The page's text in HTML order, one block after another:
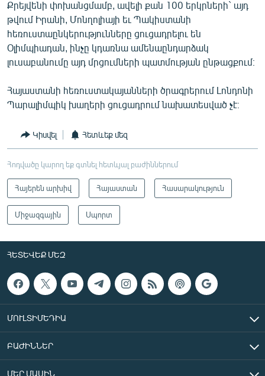
Քրեյվենի փոխանցմամբ, ավելի քան 100 երկրների` այդ
թվում Իրանի, Մոնղոլիայի եւ Պակիստանի
հեռուստաընկերությունները ցուցադրելու են
Օլիմպիադան, ինչը կդառնա ամենաընդարձակ
լուսաբանումը այդ մրցումների պատմության ընթացքում։
Հայաստանի հեռուստակայանների ծրագրերում Լոնդոնի
Պարալիմպիկ խաղերի ցուցադրում նախատեսված չէ։
Կիսվել Հետևեք մեզ
Հոդվածը կարող եք գտնել հետևյալ բաժիններում
Հայերեն արխիվ Հայաստան Հասարակություն
Միջազգային Սպորտ
ՀԵՏԵՎԵՔ ՄԵԶ
ՄՈՒԼՏԻՄԵԴԻԱ
ԲԱԺԻՆՆԵՐ
ՄԵՐ ՄԱՍԻՆ